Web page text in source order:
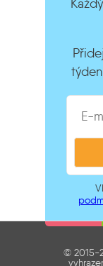
© 2015-